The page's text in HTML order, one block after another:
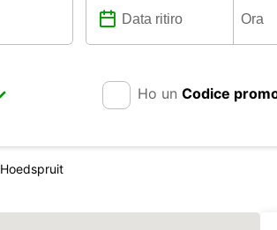
Ho un Codice
Hoedspruit